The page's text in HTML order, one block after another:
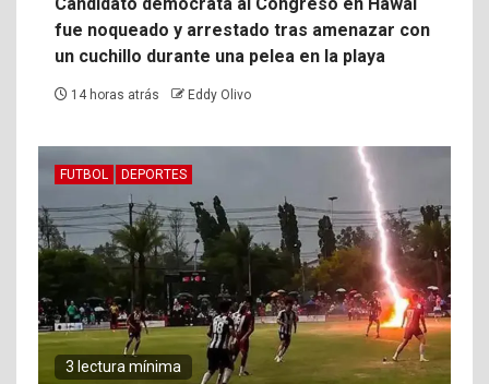
Candidato demócrata al Congreso en Hawái
fue noqueado y arrestado tras amenazar con
un cuchillo durante una pelea en la playa
14 horas atrás Eddy Olivo
FUTBOL DEPORTES
3 lectura mínima